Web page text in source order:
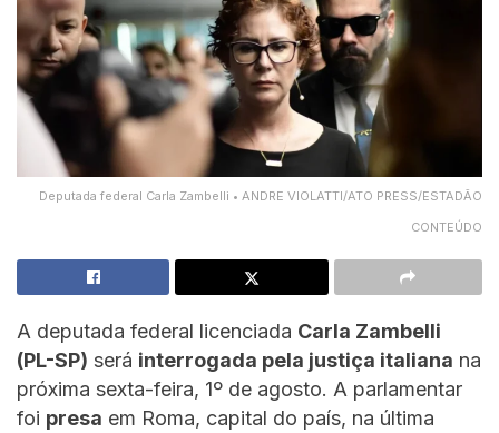
Deputada federal Carla Zambelli • ANDRE VIOLATTI/ATO PRESS/ESTADÃO
CONTEÚDO
A deputada federal licenciada Carla Zambelli
(PL-SP) será interrogada pela justiça italiana na
próxima sexta-feira, 1º de agosto. A parlamentar
foi presa em Roma, capital do país, na última